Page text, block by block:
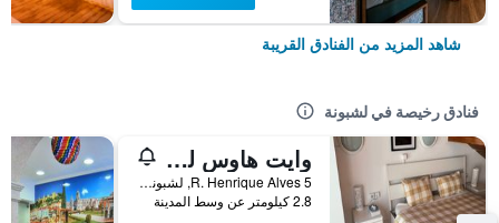
شاهد المزيد من الفنادق القريبة
فنادق رخيصة في لشبونة
وايت هاوس ليزبون هوستل
R. Henrique Alves 5, لشبونة, محافظة لشبونة, البرتغال
2.8 كيلومتر عن وسط المدينة